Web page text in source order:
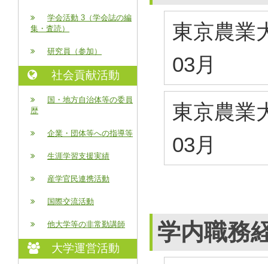
学会活動 3（学会誌の編
集・査読）
研究員（参加）
社会貢献活動
国・地方自治体等の委員
歴
企業・団体等への指導等
生涯学習支援実績
産学官民連携活動
国際交流活動
他大学等の非常勤講師
大学運営活動
東京農業
03月
東京農業
03月
学内職務